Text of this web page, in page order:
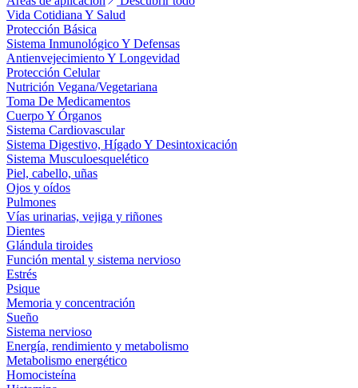
Vida Cotidiana Y Salud
Protección Básica
Sistema Inmunológico Y Defensas
Antienvejecimiento Y Longevidad
Protección Celular
Nutrición Vegana/Vegetariana
Toma De Medicamentos
Cuerpo Y Órganos
Sistema Cardiovascular
Sistema Digestivo, Hígado Y Desintoxicación
Sistema Musculoesquelético
Piel, cabello, uñas
Ojos y oídos
Pulmones
Vías urinarias, vejiga y riñones
Dientes
Glándula tiroides
Función mental y sistema nervioso
Estrés
Psique
Memoria y concentración
Sueño
Sistema nervioso
Energía, rendimiento y metabolismo
Metabolismo energético
Homocisteína